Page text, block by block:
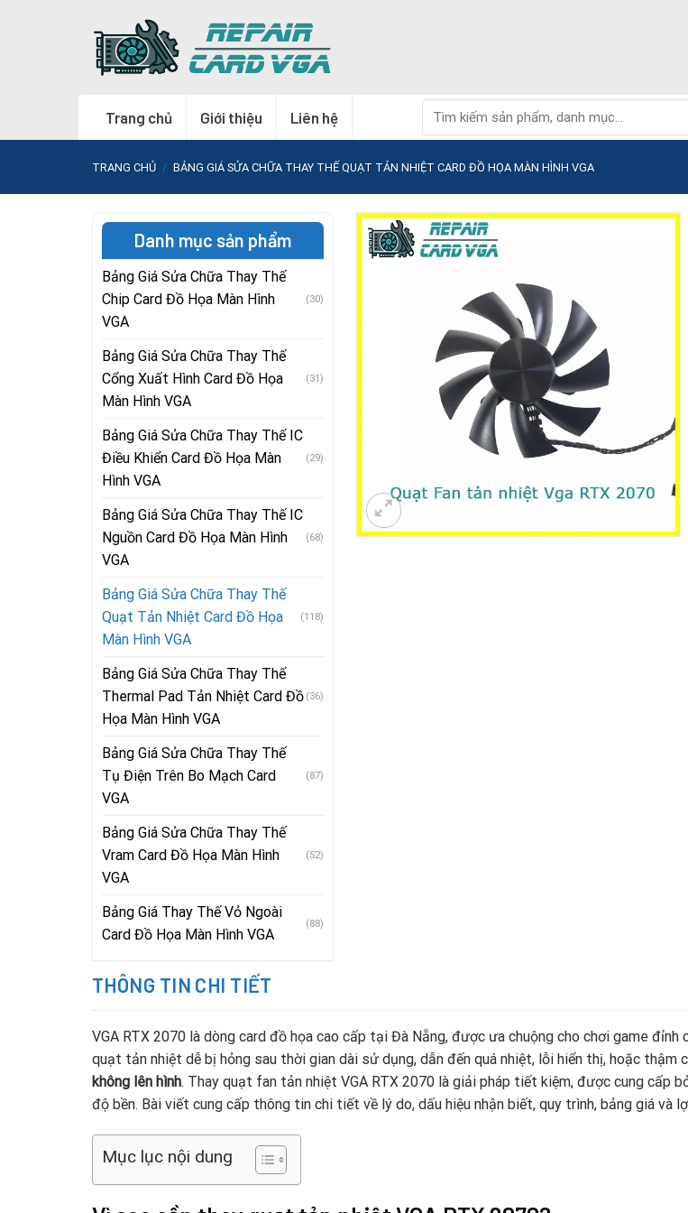
Trang chủ Giới thiệu Liên hệ
kiếm:
TRANG CHỦ / BẢNG GIÁ SỬA CHỮA THAY THẾ QUẠT TẢN NHIỆT CARD ĐỒ HỌA MÀN HÌNH VGA
Danh mục sản phẩm
Bảng Giá Sửa Chữa Thay Thế
Chip Card Đồ Họa Màn Hình
VGA
(30)
Bảng Giá Sửa Chữa Thay Thế
Cổng Xuất Hình Card Đồ Họa
Màn Hình VGA
(31)
Bảng Giá Sửa Chữa Thay Thế IC
Điều Khiển Card Đồ Họa Màn
Hình VGA
(29)
Bảng Giá Sửa Chữa Thay Thế IC
Nguồn Card Đồ Họa Màn Hình
VGA
(68)
Bảng Giá Sửa Chữa Thay Thế
Quạt Tản Nhiệt Card Đồ Họa
Màn Hình VGA
(118)
Bảng Giá Sửa Chữa Thay Thế
Thermal Pad Tản Nhiệt Card Đồ
Họa Màn Hình VGA
(36)
Bảng Giá Sửa Chữa Thay Thế
Tụ Điện Trên Bo Mạch Card
VGA
(87)
Bảng Giá Sửa Chữa Thay Thế
Vram Card Đồ Họa Màn Hình
VGA
(52)
Bảng Giá Thay Thế Vỏ Ngoài
Card Đồ Họa Màn Hình VGA
(88)
THÔNG TIN CHI TIẾT
VGA RTX 2070 là dòng card đồ họa cao cấp tại Đà Nẵng, được ưa chuộng cho chơi game đỉnh
quạt tản nhiệt dễ bị hỏng sau thời gian dài sử dụng, dẫn đến quá nhiệt, lỗi hiển thị, hoặc thậm
không lên hình. Thay quạt fan tản nhiệt VGA RTX 2070 là giải pháp tiết kiệm, được cung cấp
độ bền. Bài viết cung cấp thông tin chi tiết về lý do, dấu hiệu nhận biết, quy trình, bảng giá và
Mục lục nội dung